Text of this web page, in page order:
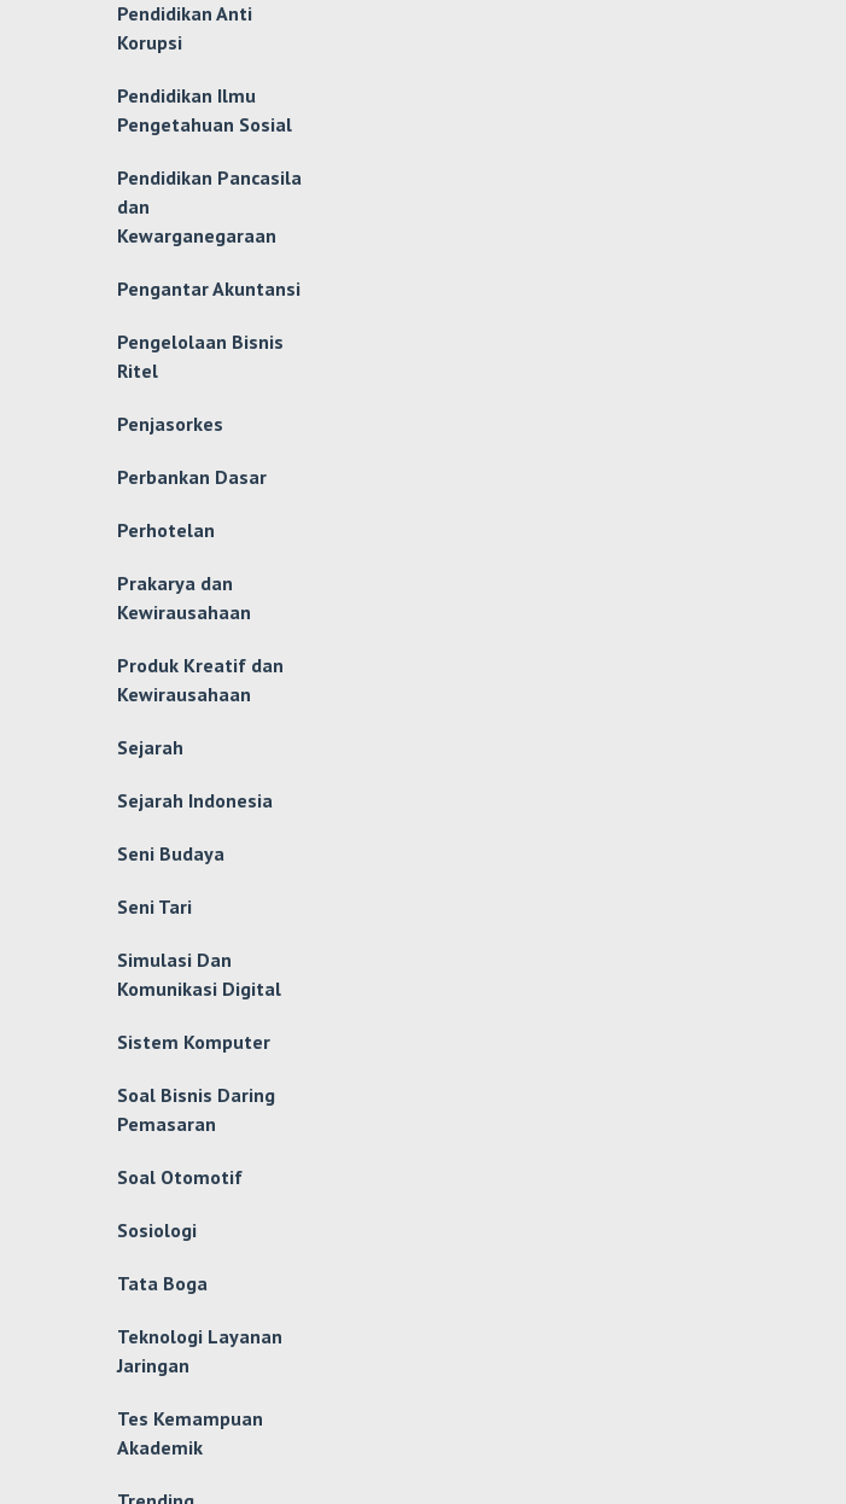
Pendidikan Anti
Korupsi
Pendidikan Ilmu
Pengetahuan Sosial
Pendidikan Pancasila
dan
Kewarganegaraan
Pengantar Akuntansi
Pengelolaan Bisnis
Ritel
Penjasorkes
Perbankan Dasar
Perhotelan
Prakarya dan
Kewirausahaan
Produk Kreatif dan
Kewirausahaan
Sejarah
Sejarah Indonesia
Seni Budaya
Seni Tari
Simulasi Dan
Komunikasi Digital
Sistem Komputer
Soal Bisnis Daring
Pemasaran
Soal Otomotif
Sosiologi
Tata Boga
Teknologi Layanan
Jaringan
Tes Kemampuan
Akademik